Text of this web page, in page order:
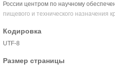
России центром по научному
пищевого и технического
Кодировка
UTF-8
Размер страницы